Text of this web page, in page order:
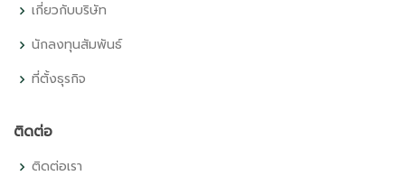
เกี่ยวกับบริษัท
นักลงทุนสัมพันธ์
ที่ตั้งธุรกิจ
ติดต่อ
ติดต่อเรา